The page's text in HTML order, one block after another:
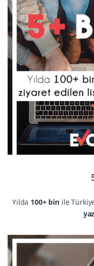
Yılda 100+ bin ile